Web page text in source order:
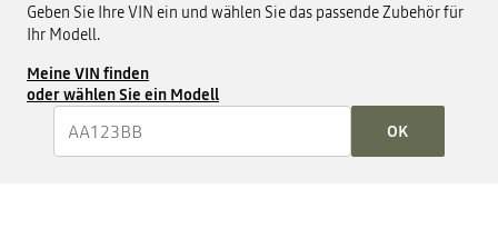
Geben Sie Ihre VIN ein und wählen Sie das passende Zubehör für
Ihr Modell.
Meine VIN finden
oder wählen Sie ein Modell
OK